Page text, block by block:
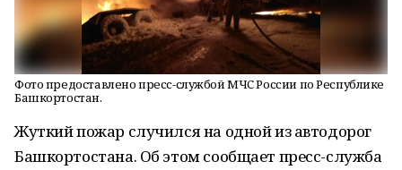
Фото предоставлено пресс-службой МЧС России по Республике
Башкортостан.
Жуткий пожар случился на одной из автодорог
Башкортостана. Об этом сообщает пресс-служба